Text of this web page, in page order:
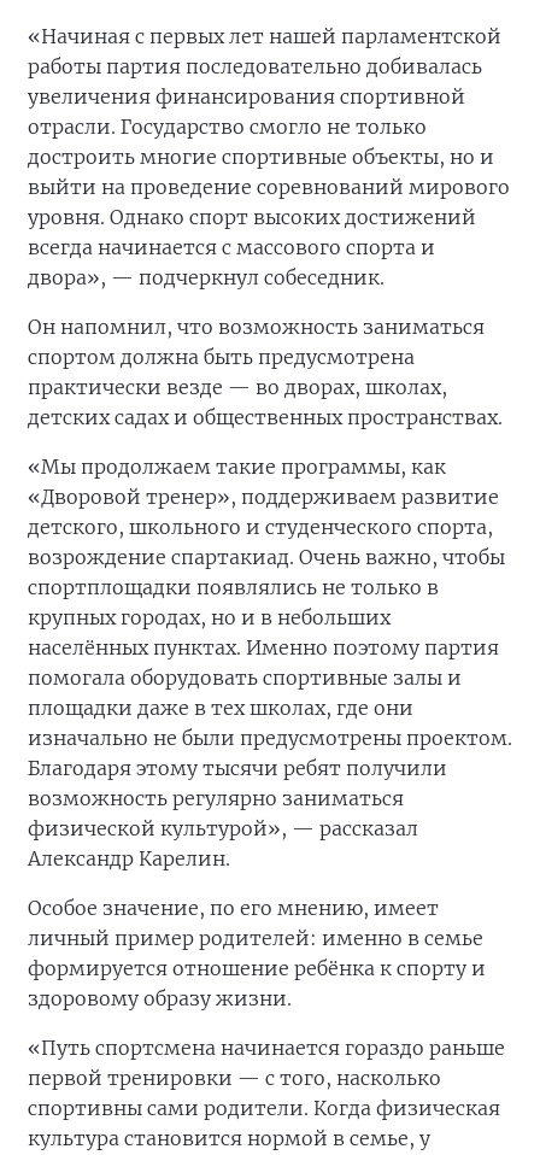
«Начиная с первых лет нашей парламентской
работы партия последовательно добивалась
увеличения финансирования спортивной
отрасли. Государство смогло не только
достроить многие спортивные объекты, но и
выйти на проведение соревнований мирового
уровня. Однако спорт высоких достижений
всегда начинается с массового спорта и
двора», — подчеркнул собеседник.
Он напомнил, что возможность заниматься
спортом должна быть предусмотрена
практически везде — во дворах, школах,
детских садах и общественных пространствах.
«Мы продолжаем такие программы, как
«Дворовой тренер», поддерживаем развитие
детского, школьного и студенческого спорта,
возрождение спартакиад. Очень важно, чтобы
спортплощадки появлялись не только в
крупных городах, но и в небольших
населённых пунктах. Именно поэтому партия
помогала оборудовать спортивные залы и
площадки даже в тех школах, где они
изначально не были предусмотрены проектом.
Благодаря этому тысячи ребят получили
возможность регулярно заниматься
физической культурой», — рассказал
Александр Карелин.
Особое значение, по его мнению, имеет
личный пример родителей: именно в семье
формируется отношение ребёнка к спорту и
здоровому образу жизни.
«Путь спортсмена начинается гораздо раньше
первой тренировки — с того, насколько
спортивны сами родители. Когда физическая
культура становится нормой в семье, у